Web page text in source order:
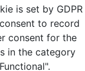
is set by GDPR
to record
consent for the
in the category